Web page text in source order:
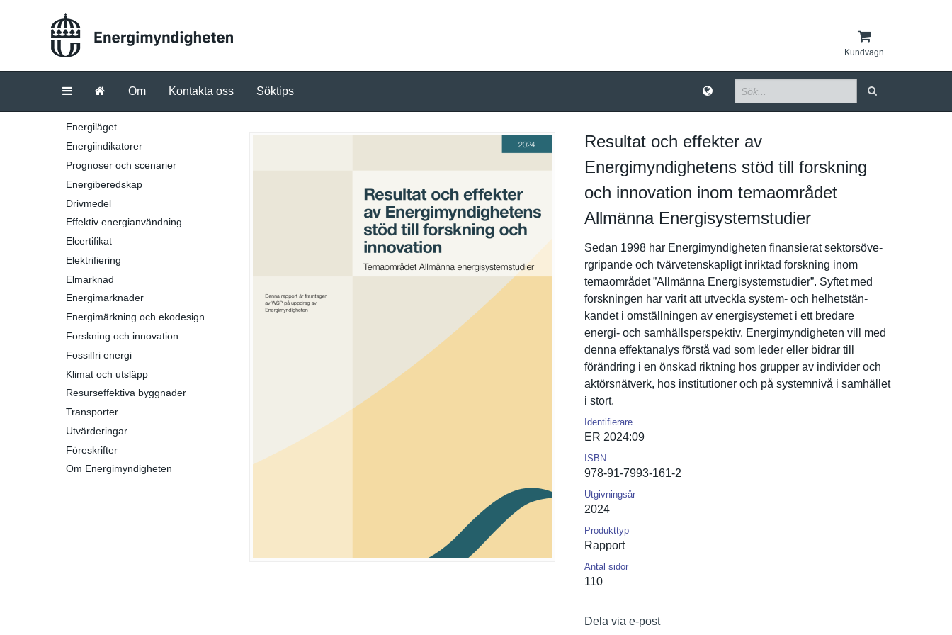
Kundvagn
Om Kontakta oss Söktips
Energiläget
Energiindikatorer
Prognoser och scenarier
Energiberedskap
Drivmedel
Effektiv energianvändning
Elcertifikat
Elektrifiering
Elmarknad
Energimarknader
Energimärkning och ekodesign
Forskning och innovation
Fossilfri energi
Klimat och utsläpp
Resurseffektiva byggnader
Transporter
Utvärderingar
Föreskrifter
Om Energimyndigheten
Resultat och effekter av
Energimyndighetens stöd till forskning
och innovation inom temaområdet
Allmänna Energisystemstudier
Sedan 1998 har Energimynd­igheten finansiera­t sektorsöve­
rgripande och tvärvetens­kapligt inriktad forskning inom
temaområde­t ”Allmänna Energisyst­emstudier”. Syftet med
forskninge­n har varit att utveckla system- och helhetstän­
kandet i omställnin­gen av energisyst­emet i ett bredare
energi- och samhällspe­rspektiv. Energimynd­igheten vill med
denna effektanal­ys förstå vad som leder eller bidrar till
förändring i en önskad riktning hos grupper av individer och
aktörsnätv­erk, hos institutio­ner och på systemnivå i samhället
i stort.
Identifierare
ER 2024:09
ISBN
978-91-7993-161-2
Utgivningsår
2024
Produkttyp
Rapport
Antal sidor
110
Dela via e-post